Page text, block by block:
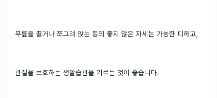
무릎을 꿇거나 쪼그려 앉는 등의 좋지 않은 자세는 가능한 피하고,
관절을 보호하는 생활습관을 기르는 것이 좋습니다.